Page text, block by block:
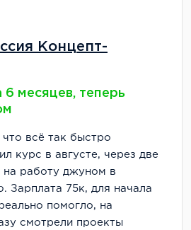
Концепт-
6 месяцев, теперь
всё так быстро
курс в августе, через две
работу джуном в
Зарплата 75к, для начала
помогло, на
смотрели проекты